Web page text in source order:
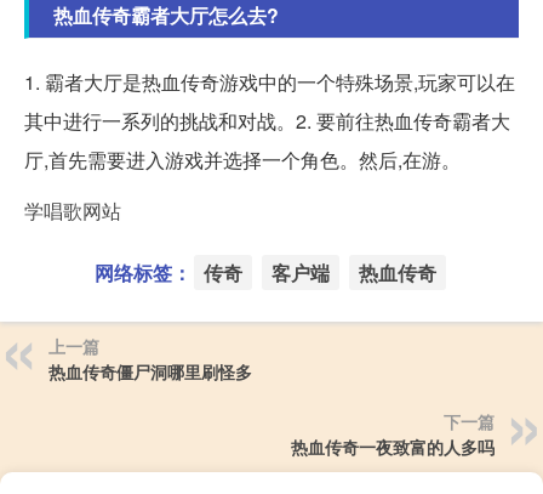
热血传奇霸者大厅怎么去?
1. 霸者大厅是热血传奇游戏中的一个特殊场景,玩家可以在
其中进行一系列的挑战和对战。2. 要前往热血传奇霸者大
厅,首先需要进入游戏并选择一个角色。然后,在游。
学唱歌网站
网络标签： 传奇 客户端 热血传奇
上一篇
热血传奇僵尸洞哪里刷怪多
下一篇
热血传奇一夜致富的人多吗